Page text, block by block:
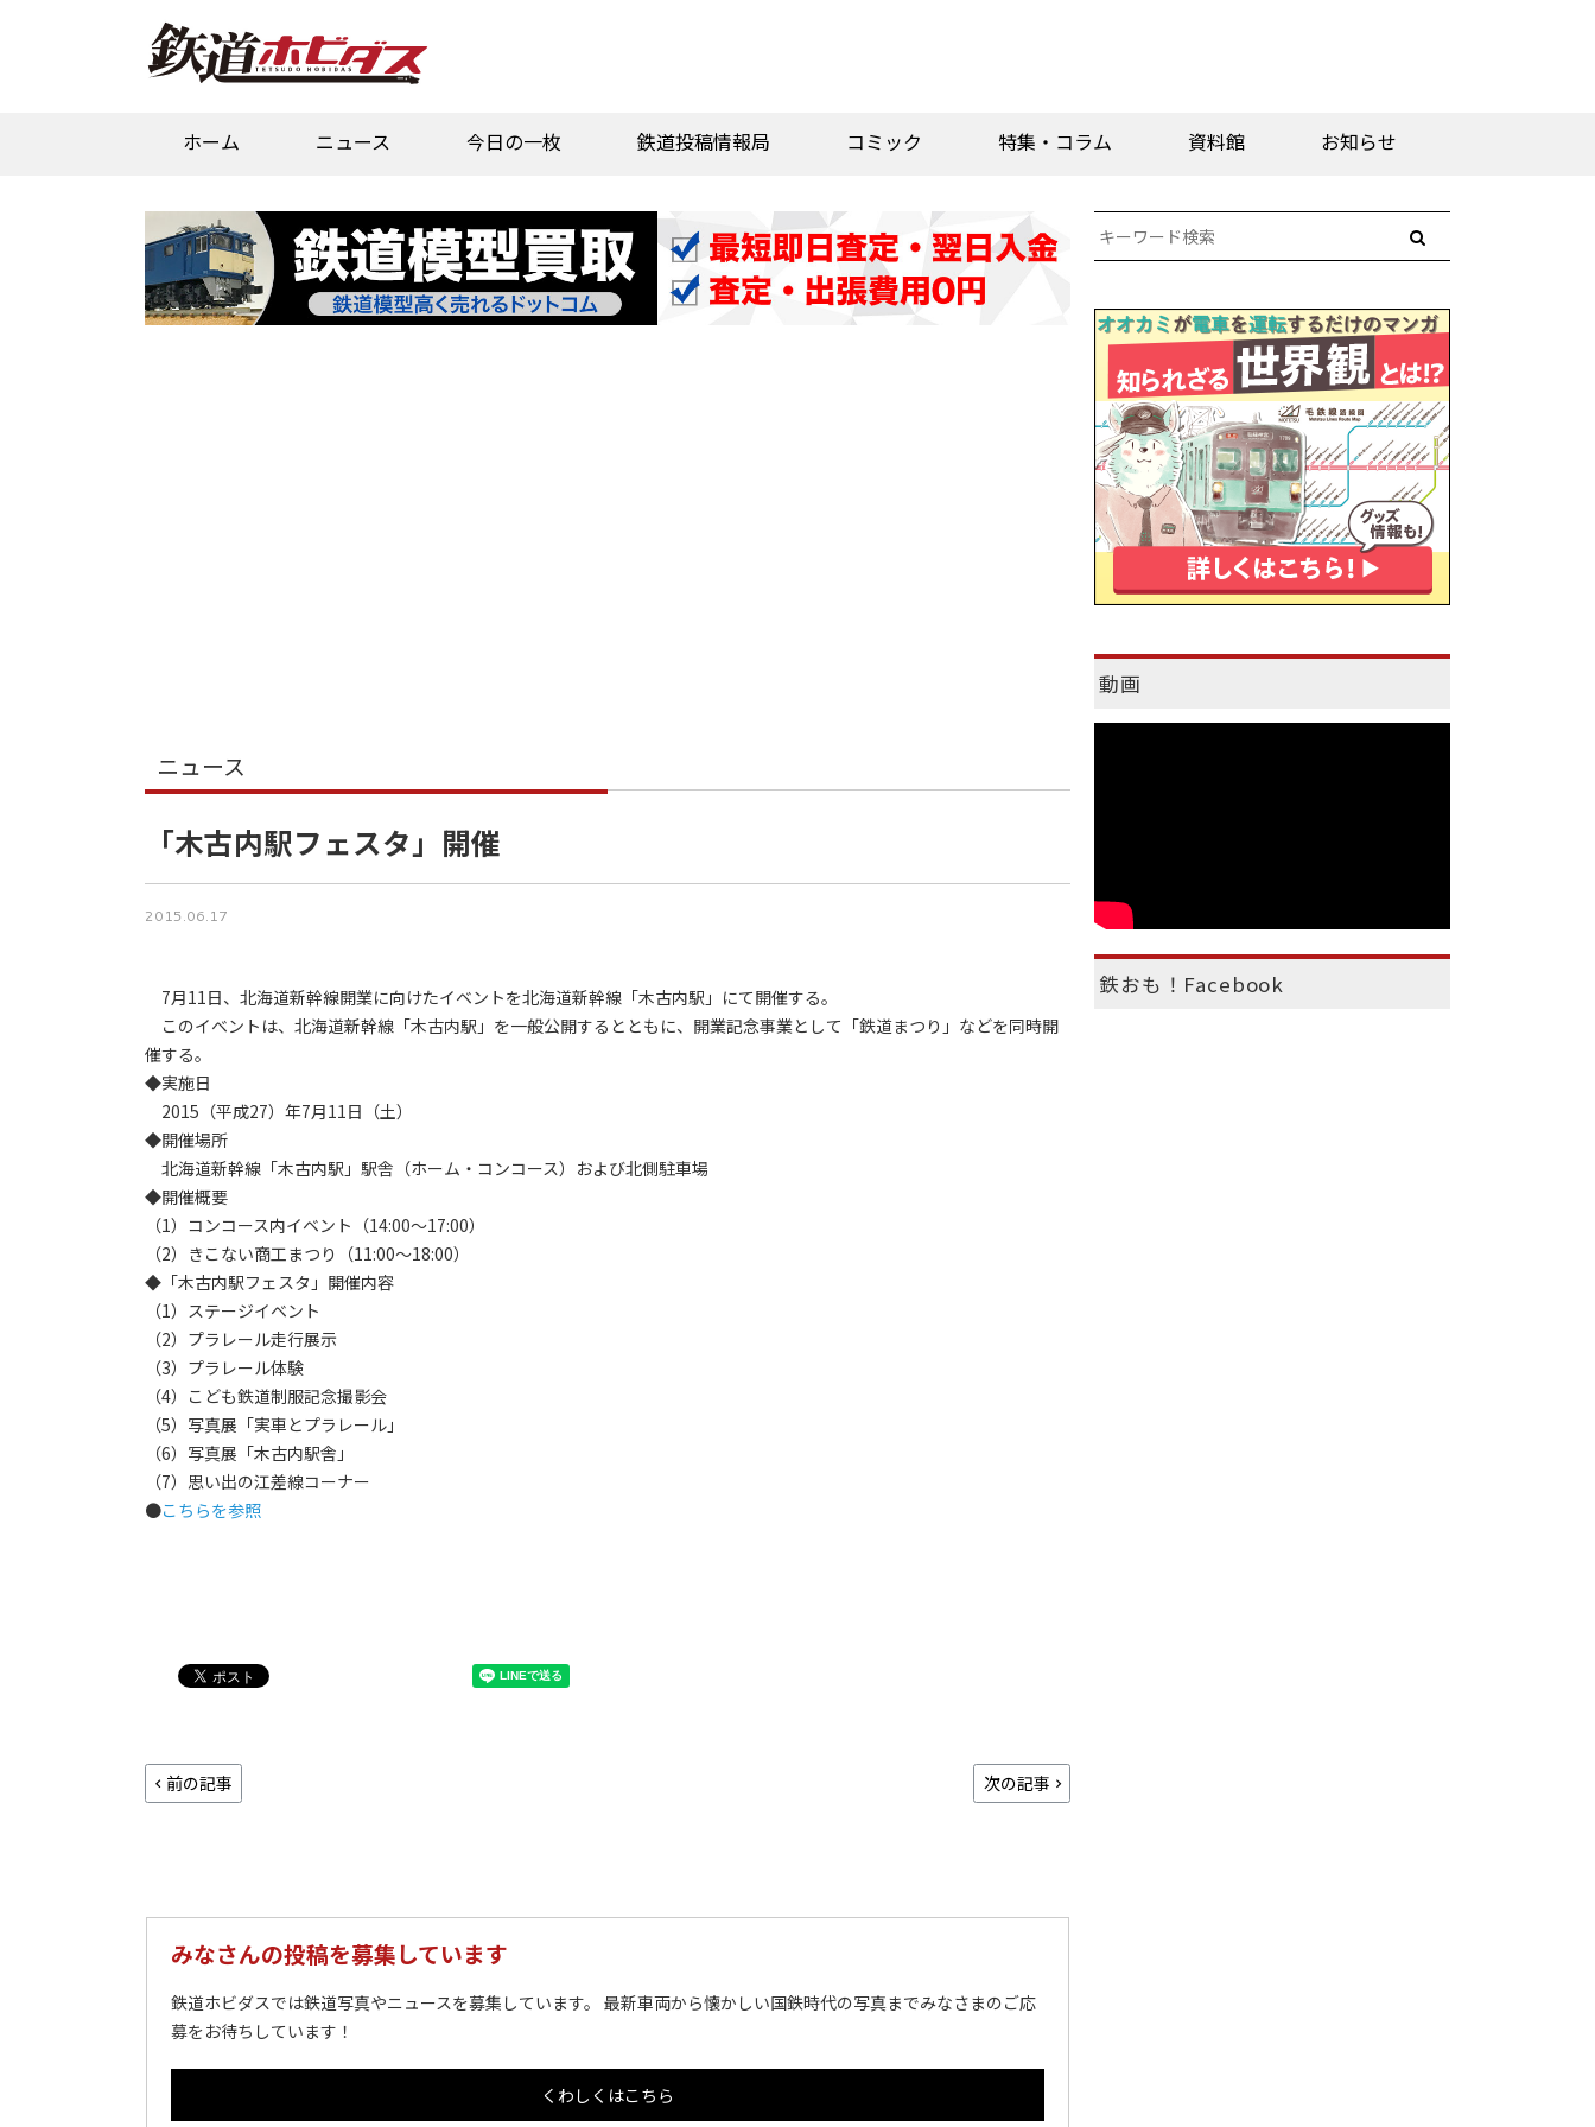
ホーム ニュース 今日の一枚 鉄道投稿情報局 コミック 特集・コラム 資料館 お知らせ
ニュース
「木古内駅フェスタ」開催
2015.06.17
7月11日、北海道新幹線開業に向けたイベントを北海道新幹線「木古内駅」にて開催する。
このイベントは、北海道新幹線「木古内駅」を一般公開するとともに、開業記念事業として「鉄道まつり」などを同時開
催する。
◆実施日
2015（平成27）年7月11日（土）
◆開催場所
北海道新幹線「木古内駅」駅舎（ホーム・コンコース）および北側駐車場
◆開催概要
（1）コンコース内イベント（14:00～17:00）
（2）きこない商工まつり（11:00～18:00）
◆「木古内駅フェスタ」開催内容
（1）ステージイベント
（2）プラレール走行展示
（3）プラレール体験
（4）こども鉄道制服記念撮影会
（5）写真展「実車とプラレール」
（6）写真展「木古内駅舎」
（7）思い出の江差線コーナー
●こちらを参照
前の記事 次の記事
みなさんの投稿を募集しています
鉄道ホビダスでは鉄道写真やニュースを募集しています。 最新車両から懐かしい国鉄時代の写真までみなさまのご応
募をお待ちしています！
くわしくはこちら
動画
鉄おも！Facebook